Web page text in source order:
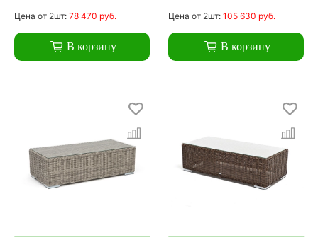
Цена от 2шт: 78 470 руб.
В корзину
Цена от 2шт: 105 630 руб.
В корзину